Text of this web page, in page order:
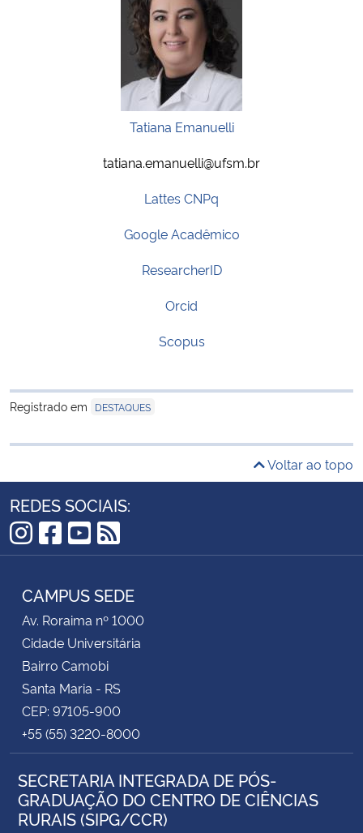
Tatiana Emanuelli
tatiana.emanuelli@ufsm.br
Lattes CNPq
Google Acadêmico
ResearcherID
Orcid
Scopus
Registrado em DESTAQUES
Voltar ao topo
REDES SOCIAIS:
Instagram
Facebook
YouTube
RSS
CAMPUS SEDE
Av. Roraima nº 1000
Cidade Universitária
Bairro Camobi
Santa Maria - RS
CEP: 97105-900
+55 (55) 3220-8000
SECRETARIA INTEGRADA DE PÓS-
GRADUAÇÃO DO CENTRO DE CIÊNCIAS
RURAIS (SIPG/CCR)